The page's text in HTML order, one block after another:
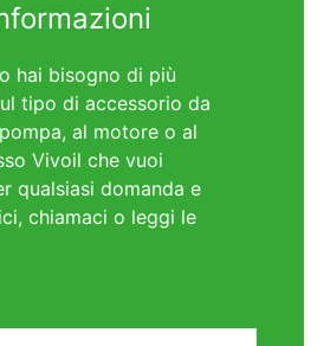
hai bisogno di più
tipo di accessorio da
al motore o al
Vivoil che vuoi
qualsiasi domanda e
chiamaci o leggi le